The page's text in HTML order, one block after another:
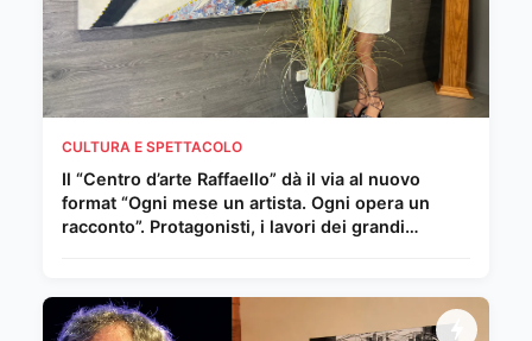
CULTURA E SPETTACOLO
Il “Centro d’arte Raffaello” dà il via al nuovo
format “Ogni mese un artista. Ogni opera un
racconto”. Protagonisti, i lavori dei grandi